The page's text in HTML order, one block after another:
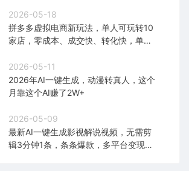
2026-05-18
拼多多虚拟电商新玩法，单人可玩转10
家店，零成本、成交快、转化快，单店
2026-05-11
2026年AI一键生成，动漫转真人，这个
月靠这个AI赚了2W+
2026-05-09
最新AI一键生成影视解说视频，无需剪
辑3分钟1条，条条爆款，多平台变现日